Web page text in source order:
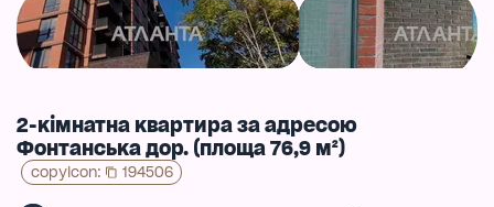
2-кімнатна квартира за адресою
Фонтанська дор. (площа 76,9 м²)
copyIcon: 194506